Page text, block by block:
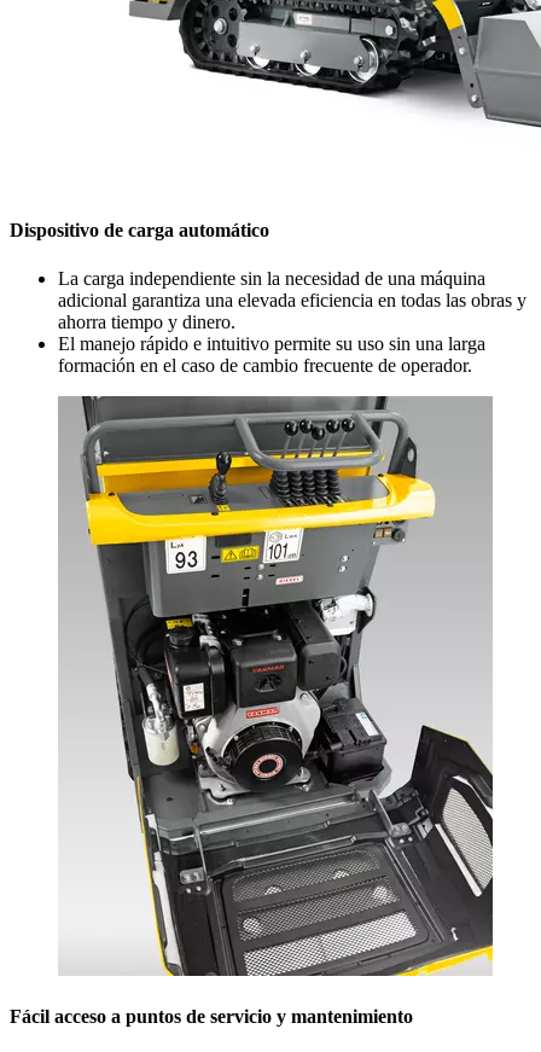
Dispositivo de carga automático
La carga independiente sin la necesidad de una máquina
adicional garantiza una elevada eficiencia en todas las obras y
ahorra tiempo y dinero.
El manejo rápido e intuitivo permite su uso sin una larga
formación en el caso de cambio frecuente de operador.
Fácil acceso a puntos de servicio y mantenimiento